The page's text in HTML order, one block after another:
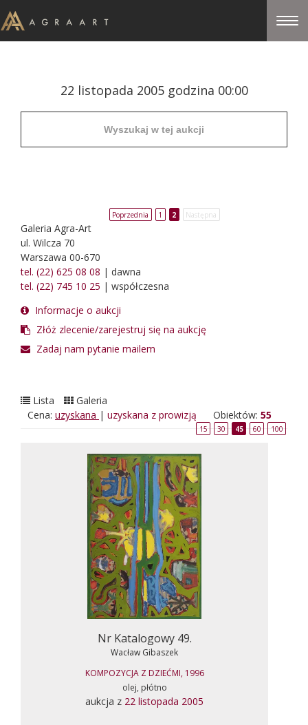
22 listopada 2005 godzina 00:00
Poprzednia 1 2 Następna
Galeria Agra-Art
ul. Wilcza 70
Warszawa 00-670
tel. (22) 625 08 08 | dawna
tel. (22) 745 10 25 | współczesna
Informacje o aukcji
Złóż zlecenie/zarejestruj się na aukcję
Zadaj nam pytanie mailem
Lista
Galeria
Cena: uzyskana | uzyskana z prowizją Obiektów: 55
15 30 45 60 100
Nr Katalogowy 49.
Wacław Gibaszek
KOMPOZYCJA Z DZIEĆMI, 1996
olej, płótno
aukcja z 22 listopada 2005